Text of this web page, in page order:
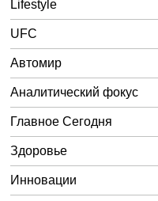
Lifestyle
UFC
Автомир
Аналитический фокус
Главное Сегодня
Здоровье
Инновации